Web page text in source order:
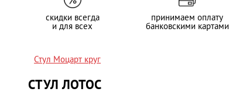
скидки всегда
и для всех
принимаем оплату
банковскими картами
Стул Моцарт круг
СТУЛ ЛОТОС